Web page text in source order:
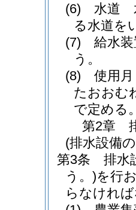
(6)
水道
る水道を
(7)
給水
う。
(8)
使用
たおおむ
で定める
第2章
(排水設備
第3条
排水
う。)を行
らなけれ